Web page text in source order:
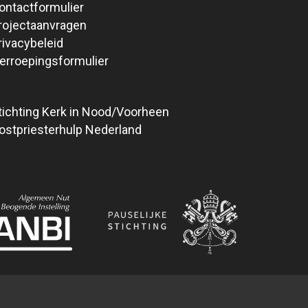
Kerk in Nood/Voorheen
Nederland